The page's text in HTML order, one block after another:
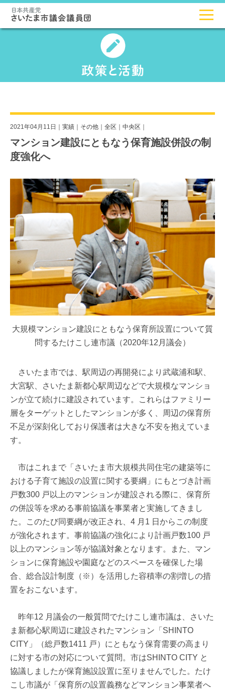
2021年04月11日｜ 実績 その他 全区 中央区
マンション建設にともなう保育施設併設の制
度強化へ
大規模マンション建設にともなう保育所設置について質
問するたけこし連市議（2020年12月議会）
さいたま市では、駅周辺の再開発により武蔵浦和駅、
大宮駅、さいたま新都心駅周辺などで大規模なマンショ
ンが立て続けに建設されています。これらはファミリー
層をターゲットとしたマンションが多く、周辺の保育所
不足が深刻化しており保護者は大きな不安を抱えていま
す。
市はこれまで「さいたま市大規模共同住宅の建築等に
おける子育て施設の設置に関する要綱」にもとづき計画
戸数300 戸以上のマンションが建設される際に、保育所
の併設等を求める事前協議を事業者と実施してきまし
た。このたび同要綱が改正され、4 月1 日からこの制度
が強化されます。事前協議の強化により計画戸数100 戸
以上のマンション等が協議対象となります。また、マン
ションに保育施設や園庭などのスペースを確保した場
合、総合設計制度（※）を活用した容積率の割増しの措
置をおこないます。
昨年12 月議会の一般質問でたけこし連市議は、さいた
ま新都心駅周辺に建設されたマンション「SHINTO
CITY」（総戸数1411 戸）にともなう保育需要の高まり
に対する市の対応について質問。市はSHINTO CITY と
協議しましたが保育施設設置に至りませんでした。たけ
こし市議が「保育所の設置義務などマンション事業者へ